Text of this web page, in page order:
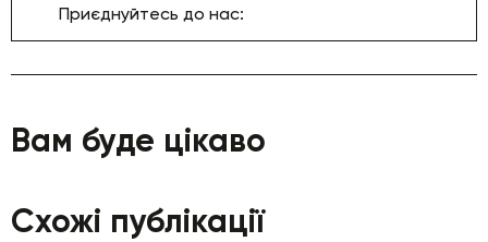
Приєднуйтесь до нас:
Вам буде цікаво
Схожі публікації